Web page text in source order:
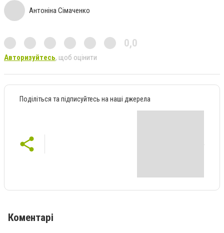
Антоніна Сімаченко
0,0
Авторизуйтесь, щоб оцінити
Поділіться та підписуйтесь на наші джерела
Коментарі